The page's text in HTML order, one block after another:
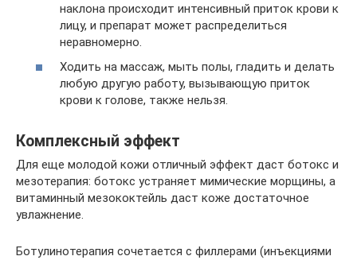
наклона происходит интенсивный приток крови к
лицу, и препарат может распределиться
неравномерно.
Ходить на массаж, мыть полы, гладить и делать
любую другую работу, вызывающую приток
крови к голове, также нельзя.
Комплексный эффект
Для еще молодой кожи отличный эффект даст ботокс и
мезотерапия: ботокс устраняет мимические морщины, а
витаминный мезококтейль даст коже достаточное
увлажнение.
Ботулинотерапия сочетается с филлерами (инъекциями